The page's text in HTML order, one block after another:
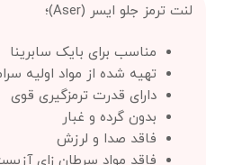
لنت ترمز جلو ایسر (Aser)؛
مناسب برای بایک سابرینا
تهیه شده از مواد اولیه
دارای قدرت ترمزگیری قوی
بدون گرده و غبار
فاقد صدا و لرزش
فاقد مواد سرطان زای